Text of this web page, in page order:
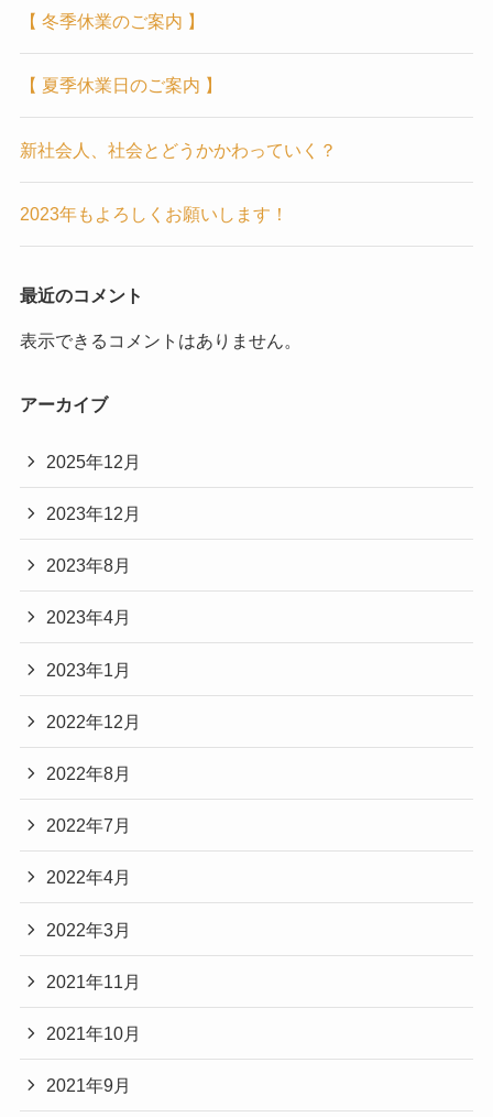
【 冬季休業のご案内 】
【 夏季休業日のご案内 】
新社会人、社会とどうかかわっていく？
2023年もよろしくお願いします！
最近のコメント
表示できるコメントはありません。
アーカイブ
2025年12月
2023年12月
2023年8月
2023年4月
2023年1月
2022年12月
2022年8月
2022年7月
2022年4月
2022年3月
2021年11月
2021年10月
2021年9月